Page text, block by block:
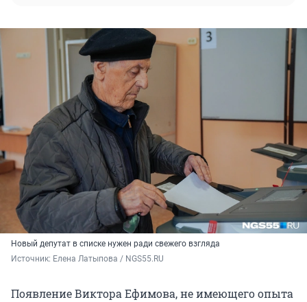
Новый депутат в списке нужен ради свежего взгляда
Источник: Елена Латыпова / NGS55.RU
Появление Виктора Ефимова, не имеющего опыта